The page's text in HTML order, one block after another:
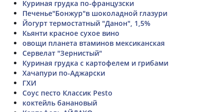
Куриная грудка по-французски
Печенье"Бонжур"в шоколадной глазури
Йогурт термостатный "Данон", 1,5%
Кьянти красное сухое вино
овощи планета втаминов мексиканская
Сервелат "Зернистый"
Куриная грудка с картофелем и грибами
Хачапури по-Аджарски
ГХИ
Соус песто Классик Pesto
коктейль банановый